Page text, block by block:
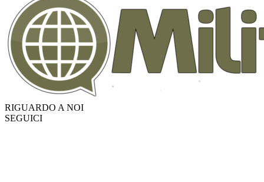
RIGUARDO A NOI
SEGUICI